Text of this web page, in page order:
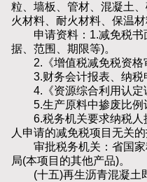
粒、墙板、管材、混凝土
火材料、耐火材料、保温材
申请资料：1.减免税书
据、范围、期限等)。
2.《增值税减免税资格
3.财务会计报表、纳税
4.《资源综合利用认定
5.生产原料中掺废比例
6.税务机关要求纳税人
人申请的减免税项目无关
审批税务机关：省国家
局(本项目的其他产品)。
(十五)再生沥青混凝土